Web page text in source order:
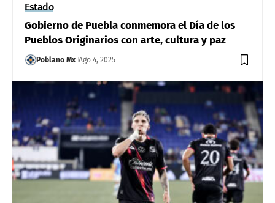
Estado
Gobierno de Puebla conmemora el Día de los
Pueblos Originarios con arte, cultura y paz
Poblano Mx Ago 4, 2025